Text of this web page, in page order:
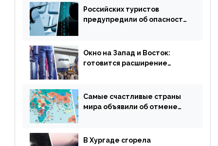
Российских туристов
предупредили об опасности
Окно на Запад и Восток:
готовится расширение
Самые счастливые страны
мира объявили об отмене
В Хургаде сгорела